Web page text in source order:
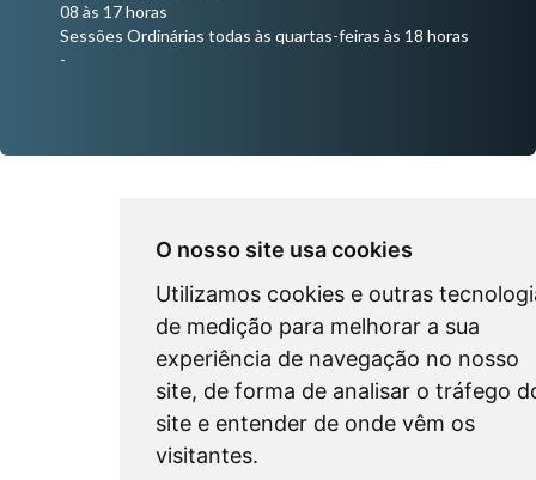
O nosso site usa cookies
Utilizamos cookies e outras
de medição para melhorar a sua
experiência de navegação no nosso
site, de forma de analisar o tráfego
site e entender de onde vêm os
visitantes.
08 às 17 horas
Sessões Ordinárias todas às quartas-feiras às 18 horas
-